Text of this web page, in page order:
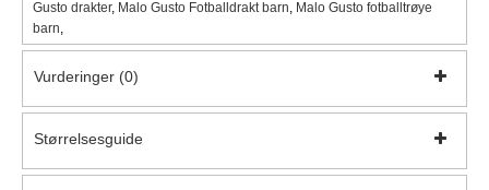
Gusto drakter, Malo Gusto Fotballdrakt barn Malo Gusto fotballtrøye
barn
Vurderinger (0)
Størrelsesguide